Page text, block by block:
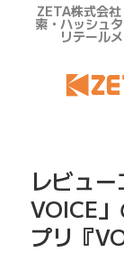
ZETA株式会
索・ハッシュ
リテール
レビュ
VOICE
プリ『